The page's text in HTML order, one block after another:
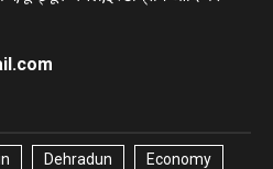
Dehradun Economy